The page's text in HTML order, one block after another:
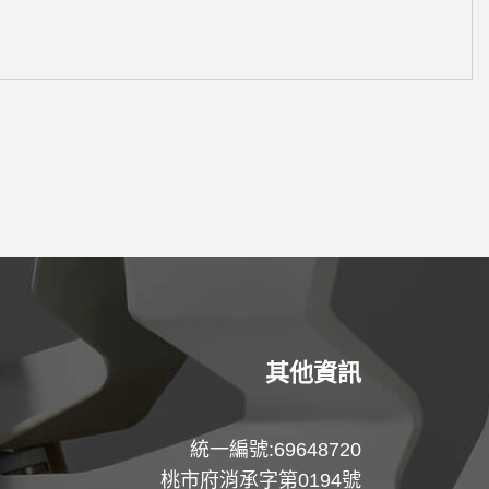
其他資訊
統一編號:69648720
桃市府消承字第0194號